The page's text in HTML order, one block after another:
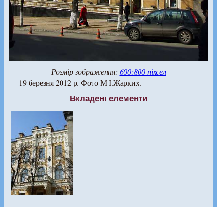
Розмір зображення: 600:800 піксел
19 березня 2012 р. Фото М.І.Жарких.
Вкладені елементи